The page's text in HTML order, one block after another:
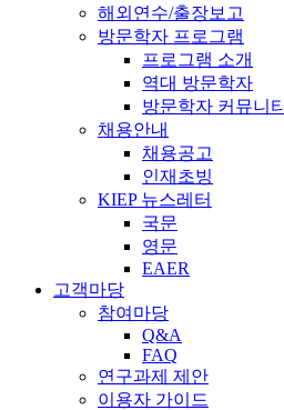
해외연수/출장보고
방문학자 프로그램
프로그램 소개
역대 방문학자
방문학자 커뮤니티
채용안내
채용공고
인재초빙
KIEP 뉴스레터
국문
영문
EAER
고객마당
참여마당
Q&A
FAQ
연구과제 제안
이용자 가이드